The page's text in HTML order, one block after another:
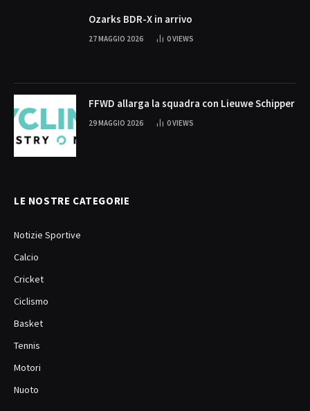
Ozarks BDR-X in arrivo
27 MAGGIO 2026 0VIEWS
FFWD allarga la squadra con Lieuwe Schipper
29 MAGGIO 2026 0VIEWS
LE NOSTRE CATEGORIE
Notizie Sportive
Calcio
Cricket
Ciclismo
Basket
Tennis
Motori
Nuoto